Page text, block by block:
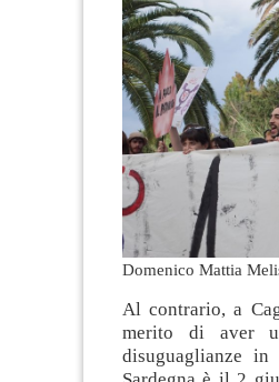
Domenico Mattia
Al contrario, a
merito di aver
disuguaglianze